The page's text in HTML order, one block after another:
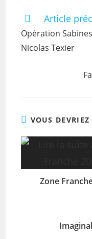
Article
Opération
Nicolas Texier
VOUS
Zone